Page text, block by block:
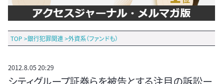
TOP >銀行犯罪関連>外資系（ファンドも）
2012.8.05 20:29